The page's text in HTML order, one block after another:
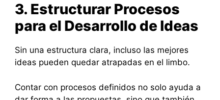
3. Estructurar Procesos
para el Desarrollo de Ideas
Sin una estructura clara, incluso las mejores
ideas pueden quedar atrapadas en el limbo.
Contar con procesos definidos no solo ayuda a